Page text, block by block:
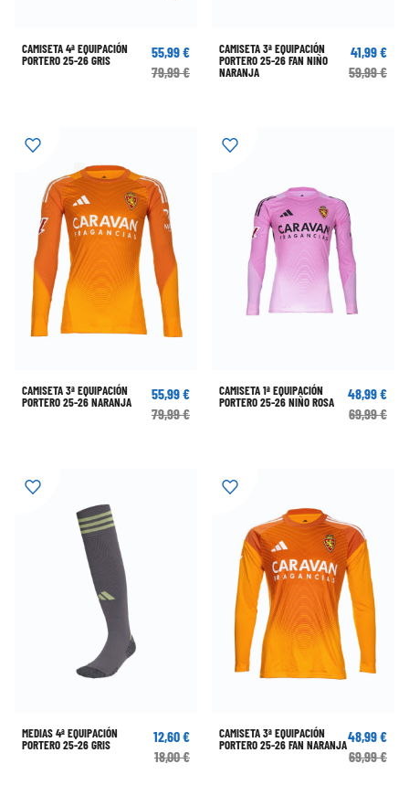
CAMISETA 4ª EQUIPACIÓN
PORTERO 25-26 GRIS
55,99 €
79,99 €
CAMISETA 3ª EQUIPACIÓN
PORTERO 25-26 FAN NIÑO
NARANJA
41,99 €
59,99 €
CAMISETA 3ª EQUIPACIÓN
PORTERO 25-26 NARANJA
55,99 €
79,99 €
CAMISETA 1ª EQUIPACIÓN
PORTERO 25-26 NIÑO ROSA
48,99 €
69,99 €
MEDIAS 4ª EQUIPACIÓN
PORTERO 25-26 GRIS
12,60 €
18,00 €
CAMISETA 3ª EQUIPACIÓN
PORTERO 25-26 FAN NARANJA48,99 €
69,99 €